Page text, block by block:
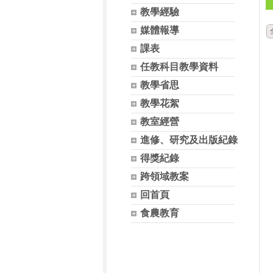
教學經驗
媒體報導
課表
任教科目教學資料
教學省思
教學花絮
教室經營
進修、研究及出版紀錄
得獎紀錄
跨領域教案
回首頁
食農教育